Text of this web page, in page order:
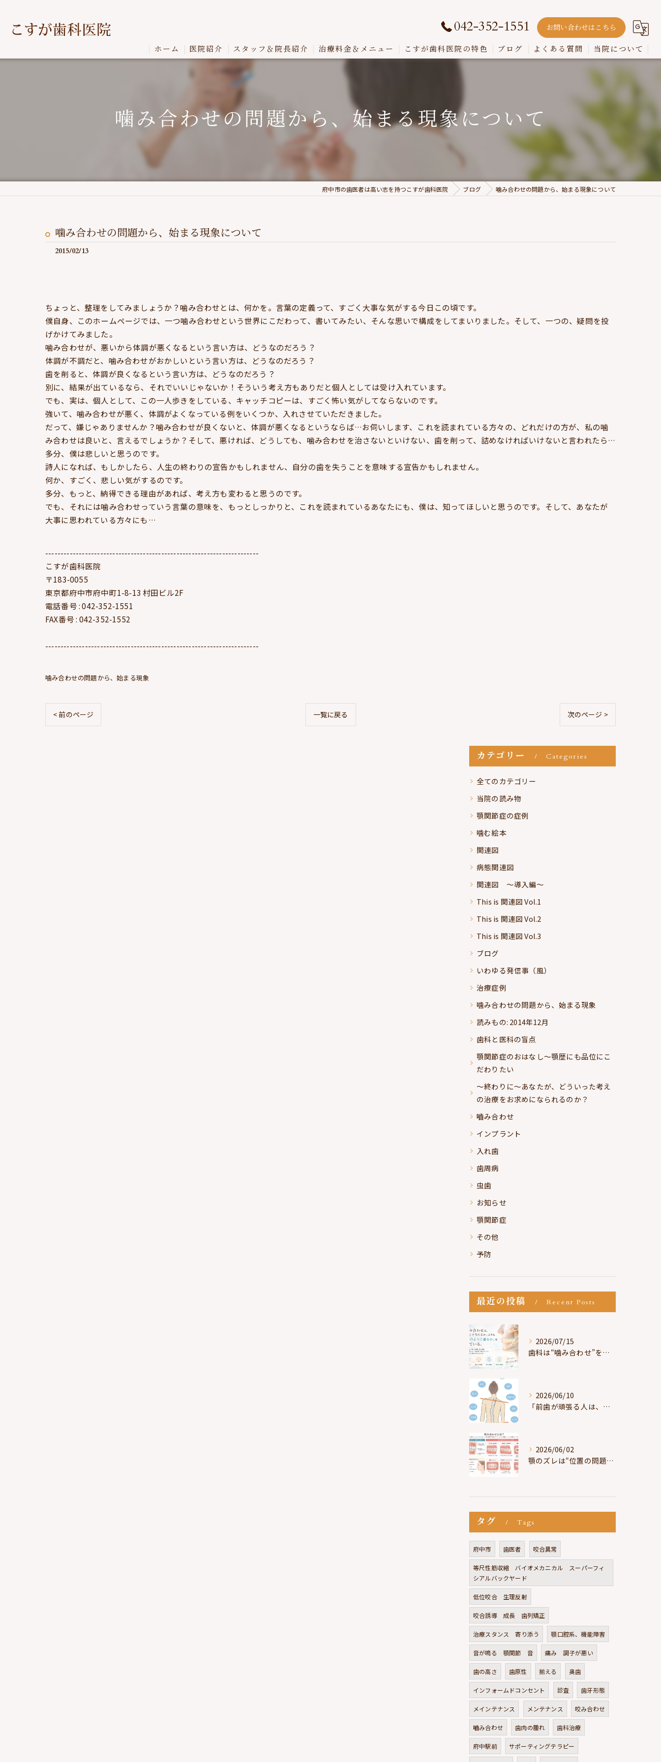
042-352-1551 お問い合わせはこちら
ホーム 医院紹介 スタッフ＆院長紹介 治療料金＆メニュー こすが歯科医院の特色 ブログ よくある質問 当院について
インプラント
入れ歯
歯周病
虫歯
噛み合わせの問題から、始まる現象について
府中市の歯医者は高い志を持つこすが歯科医院 ブログ 噛み合わせの問題から、始まる現象について
噛み合わせの問題から、始まる現象について
2015/02/13
ちょっと、整理をしてみましょうか？噛み合わせとは、何かを。言葉の定義って、すごく大事な気がする今日この頃です。
僕自身、このホームページでは、一つ噛み合わせという世界にこだわって、書いてみたい、そんな思いで構成をしてまいりました。そして、一つの、疑問を投
げかけてみました。
噛み合わせが、悪いから体調が悪くなるという言い方は、どうなのだろう？
体調が不調だと、噛み合わせがおかしいという言い方は、どうなのだろう？
歯を削ると、体調が良くなるという言い方は、どうなのだろう？
別に、結果が出ているなら、それでいいじゃないか！そういう考え方もありだと個人としては受け入れています。
でも、実は、個人として、この一人歩きをしている、キャッチコピーは、すごく怖い気がしてならないのです。
強いて、噛み合わせが悪く、体調がよくなっている例をいくつか、入れさせていただきました。
だって、嫌じゃありませんか？噛み合わせが良くないと、体調が悪くなるというならば…お伺いします、これを読まれている方々の、どれだけの方が、私の噛
み合わせは良いと、言えるでしょうか？そして、悪ければ、どうしても、噛み合わせを治さないといけない、歯を削って、詰めなければいけないと言われたら…
多分、僕は悲しいと思うのです。
詩人になれば、もしかしたら、人生の終わりの宣告かもしれません、自分の歯を失うことを意味する宣告かもしれません。
何か、すごく、悲しい気がするのです。
多分、もっと、納得できる理由があれば、考え方も変わると思うのです。
でも、それには噛み合わせっていう言葉の意味を、もっとしっかりと、これを読まれているあなたにも、僕は、知ってほしいと思うのです。そして、あなたが
大事に思われている方々にも…
----------------------------------------------------------------------
こすが歯科医院
〒183-0055
東京都府中市府中町1-8-13 村田ビル2F
電話番号 : 042-352-1551
FAX番号 : 042-352-1552
----------------------------------------------------------------------
噛み合わせの問題から、始まる現象
< 前のページ 一覧に戻る 次のページ >
カテゴリー Categories
全てのカテゴリー
当院の読み物
顎関節症の症例
噛む絵本
関連図
病態関連図
関連図 ～導入編～
This is 関連図 Vol.1
This is 関連図 Vol.2
This is 関連図 Vol.3
ブログ
いわゆる発信事（風）
治療症例
噛み合わせの問題から、始まる現象
読みもの: 2014年12月
歯科と医科の盲点
顎関節症のおはなし～顎歴にも品位にこ
だわりたい
～終わりに～あなたが、どういった考え
の治療をお求めになられるのか？
嚙み合わせ
インプラント
入れ歯
歯周病
虫歯
お知らせ
顎関節症
その他
予防
最近の投稿 Recent Posts
2026/07/15
歯科は“噛み合わせ”を見ているが、身体は“通り道”を見ている
2026/06/10
「前歯が頑張る人は、だいたい疲れている」
2026/06/02
顎のズレは“位置の問題”ではなく“選択の問題”
タグ Tags
府中市 歯医者 咬合異常
等尺性筋収縮 バイオメカニカル スーパーフィ
シアルバックヤード
低位咬合 生理反射
咬合誘導 成長 歯列矯正
治療スタンス 寄り添う 顎口腔系、機能障害
音が鳴る 顎関節 音 痛み 調子が悪い
歯の高さ 歯原性 揃える 奥歯
インフォームドコンセント 診査 歯牙形態
メインテナンス メンテナンス 咬み合わせ
嚙み合わせ 歯肉の腫れ 歯科治療
府中駅前 サポーティングテラピー